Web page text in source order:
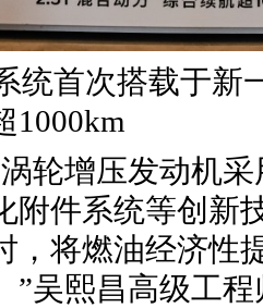
统首次搭载于新
1000km
轮增压发动机
附件系统等创新
，将燃油经济性
”吴熙昌高级工